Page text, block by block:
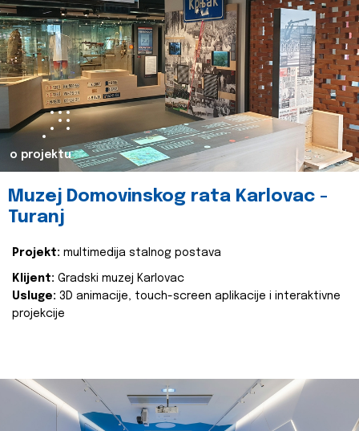
o projektu
Muzej Domovinskog rata Karlovac -
Turanj
Projekt: multimedija stalnog postava
Klijent: Gradski muzej Karlovac
Usluge: 3D animacije, touch-screen aplikacije i interaktivne
projekcije